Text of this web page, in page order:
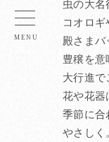
虫の大名
コオロ
殿さまバ
豊穣を意
大行進で
花や花器
季節に合
やさしく